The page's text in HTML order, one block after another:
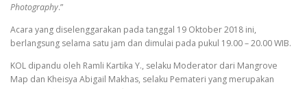
Photography.”
Acara yang diselenggarakan pada tanggal 19 Oktober 2018 ini,
berlangsung selama satu jam dan dimulai pada pukul 19.00 – 20.00 WIB.
KOL dipandu oleh Ramli Kartika Y., selaku Moderator dari Mangrove
Map dan Kheisya Abigail Makhas, selaku Pemateri yang merupakan